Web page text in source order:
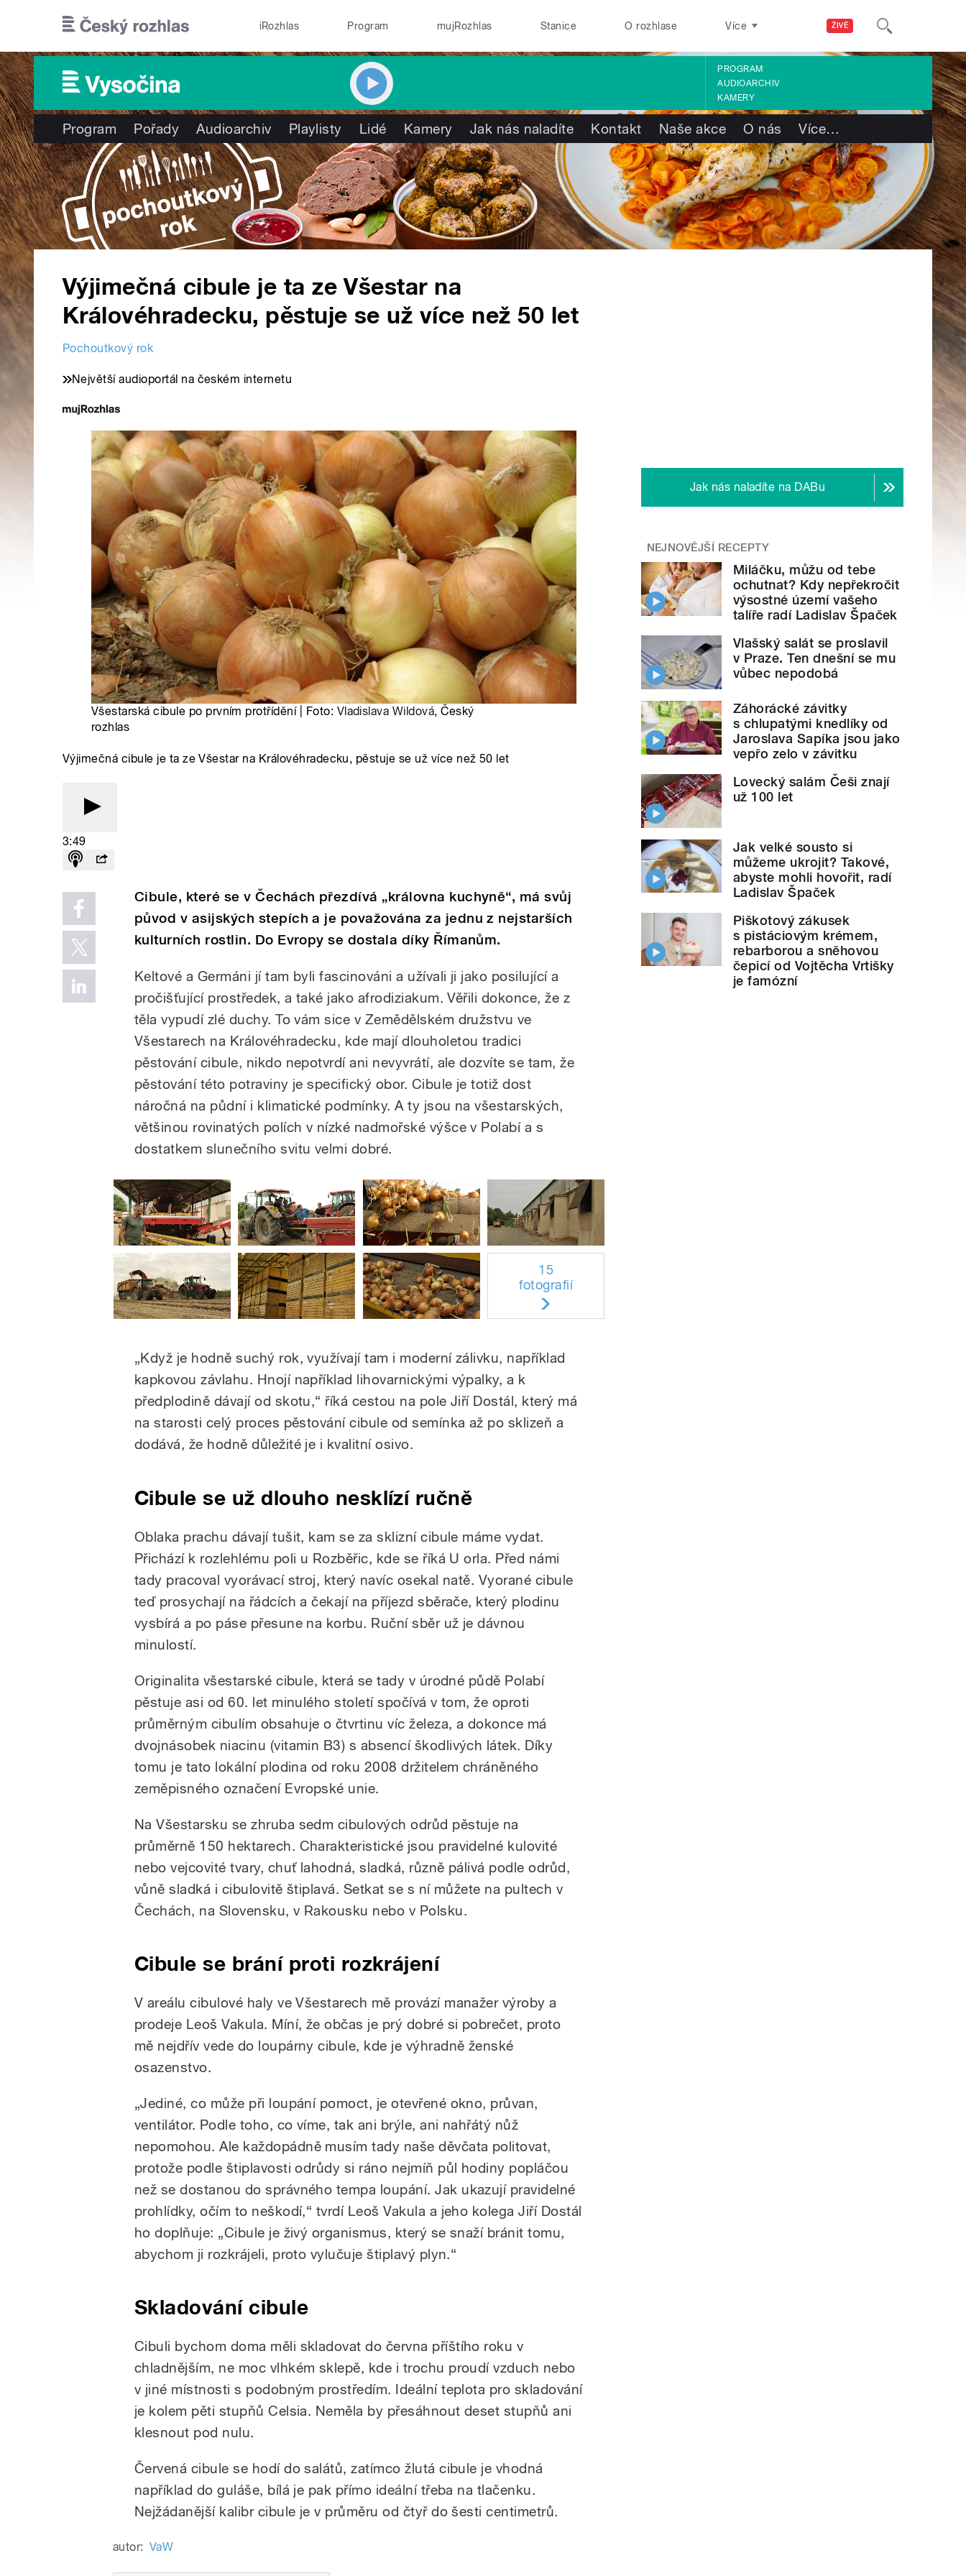
ŽIVĚ
iRozhlas Program mujRozhlas Stanice O rozhlase Více
PROGRAM
AUDIOARCHIV
KAMERY
Program Pořady Audioarchiv Playlisty Lidé Kamery Jak nás naladíte Kontakt Naše akce O nás Více…
Výjimečná cibule je ta ze Všestar na
Královéhradecku, pěstuje se už více než 50 let
Pochoutkový rok
Největší audioportál na českém internetu
Všestarská cibule po prvním protřídění | Foto: Vladislava Wildová, Český
rozhlas
Výjimečná cibule je ta ze Všestar na Královéhradecku, pěstuje se už více než 50 let
3:49
Cibule, které se v Čechách přezdívá „královna kuchyně“, má svůj
původ v asijských stepích a je považována za jednu z nejstarších
kulturních rostlin. Do Evropy se dostala díky Římanům.
Keltové a Germáni jí tam byli fascinováni a užívali ji jako posilující a
pročišťující prostředek, a také jako afrodiziakum. Věřili dokonce, že z
těla vypudí zlé duchy. To vám sice v Zemědělském družstvu ve
Všestarech na Královéhradecku, kde mají dlouholetou tradici
pěstování cibule, nikdo nepotvrdí ani nevyvrátí, ale dozvíte se tam, že
pěstování této potraviny je specifický obor. Cibule je totiž dost
náročná na půdní i klimatické podmínky. A ty jsou na všestarských,
většinou rovinatých polích v nízké nadmořské výšce v Polabí a s
dostatkem slunečního svitu velmi dobré.
15
fotografií
„Když je hodně suchý rok, využívají tam i moderní zálivku, například
kapkovou závlahu. Hnojí například lihovarnickými výpalky, a k
předplodině dávají od skotu,“ říká cestou na pole Jiří Dostál, který má
na starosti celý proces pěstování cibule od semínka až po sklizeň a
dodává, že hodně důležité je i kvalitní osivo.
Cibule se už dlouho nesklízí ručně
Oblaka prachu dávají tušit, kam se za sklizní cibule máme vydat.
Přichází k rozlehlému poli u Rozběřic, kde se říká U orla. Před námi
tady pracoval vyorávací stroj, který navíc osekal natě. Vyorané cibule
teď prosychají na řádcích a čekají na příjezd sběrače, který plodinu
vysbírá a po páse přesune na korbu. Ruční sběr už je dávnou
minulostí.
Originalita všestarské cibule, která se tady v úrodné půdě Polabí
pěstuje asi od 60. let minulého století spočívá v tom, že oproti
průměrným cibulím obsahuje o čtvrtinu víc železa, a dokonce má
dvojnásobek niacinu (vitamin B3) s absencí škodlivých látek. Díky
tomu je tato lokální plodina od roku 2008 držitelem chráněného
zeměpisného označení Evropské unie.
Na Všestarsku se zhruba sedm cibulových odrůd pěstuje na
průměrně 150 hektarech. Charakteristické jsou pravidelné kulovité
nebo vejcovité tvary, chuť lahodná, sladká, různě pálivá podle odrůd,
vůně sladká i cibulovitě štiplavá. Setkat se s ní můžete na pultech v
Čechách, na Slovensku, v Rakousku nebo v Polsku.
Cibule se brání proti rozkrájení
V areálu cibulové haly ve Všestarech mě provází manažer výroby a
prodeje Leoš Vakula. Míní, že občas je prý dobré si pobrečet, proto
mě nejdřív vede do loupárny cibule, kde je výhradně ženské
osazenstvo.
„Jediné, co může při loupání pomoct, je otevřené okno, průvan,
ventilátor. Podle toho, co víme, tak ani brýle, ani nahřátý nůž
nepomohou. Ale každopádně musím tady naše děvčata politovat,
protože podle štiplavosti odrůdy si ráno nejmíň půl hodiny popláčou
než se dostanou do správného tempa loupání. Jak ukazují pravidelné
prohlídky, očím to neškodí,“ tvrdí Leoš Vakula a jeho kolega Jiří Dostál
ho doplňuje: „Cibule je živý organismus, který se snaží bránit tomu,
abychom ji rozkrájeli, proto vylučuje štiplavý plyn.“
Skladování cibule
Cibuli bychom doma měli skladovat do června příštího roku v
chladnějším, ne moc vlhkém sklepě, kde i trochu proudí vzduch nebo
v jiné místnosti s podobným prostředím. Ideální teplota pro skladování
je kolem pěti stupňů Celsia. Neměla by přesáhnout deset stupňů ani
klesnout pod nulu.
Červená cibule se hodí do salátů, zatímco žlutá cibule je vhodná
například do guláše, bílá je pak přímo ideální třeba na tlačenku.
Nejžádanější kalibr cibule je v průměru od čtyř do šesti centimetrů.
autor: VaW
Jak nás naladíte na DABu
NEJNOVĚJŠÍ RECEPTY
Miláčku, můžu od tebe
ochutnat? Kdy nepřekročit
výsostné území vašeho
talíře radí Ladislav Špaček
Vlašský salát se proslavil
v Praze. Ten dnešní se mu
vůbec nepodobá
Záhorácké závitky
s chlupatými knedlíky od
Jaroslava Sapíka jsou jako
vepřo zelo v závitku
Lovecký salám Češi znají
už 100 let
Jak velké sousto si
můžeme ukrojit? Takové,
abyste mohli hovořit, radí
Ladislav Špaček
Piškotový zákusek
s pistáciovým krémem,
rebarborou a sněhovou
čepicí od Vojtěcha Vrtišky
je famózní